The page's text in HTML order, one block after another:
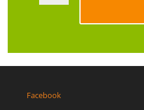
Facebook